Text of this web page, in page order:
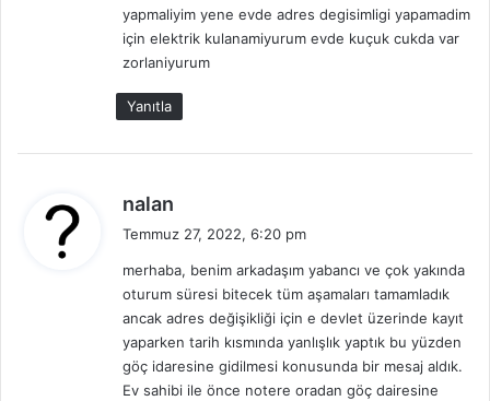
yapmaliyim yene evde adres degisimligi yapamadim
için elektrik kulanamiyurum evde kuçuk cukda var
zorlaniyurum
Yanıtla
nalan
i
k
i
:
Temmuz 27, 2022, 6:20 pm
merhaba, benim arkadaşım yabancı ve çok yakında
oturum süresi bitecek tüm aşamaları tamamladık
ancak adres değişikliği için e devlet üzerinde kayıt
yaparken tarih kısmında yanlışlık yaptık bu yüzden
göç idaresine gidilmesi konusunda bir mesaj aldık.
Ev sahibi ile önce notere oradan göç dairesine